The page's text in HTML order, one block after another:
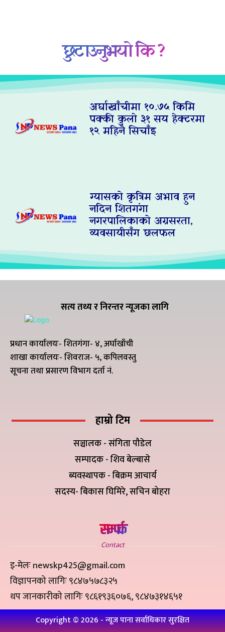
छुटाउनुभयो कि ?
अर्घाखाँचीमा १०.७५ किमि
पक्की कुलो ३१ सय हेक्टरमा
१२ महिनै सिचाँइ
ग्यासको कृत्रिम अभाव हुन
नदिन शितगंगा
नगरपालिकाको अग्रसरता,
व्यवसायीसँग छलफल
सत्य तथ्य र निरन्तर न्यूजका लागि
प्रधान कार्यालयः- शितगंगा- ४, अर्घाखाँची
शाखा कार्यालयः- शिवराज- ५, कपिलवस्तु
सूचना तथा प्रसारण विभाग दर्ता नं.
हाम्रो टिम
सञ्चालक - संगिता पौडेल
सम्पादक - शिव बेल्बासे
ब्यवस्थापक - बिक्रम आचार्य
सदस्य- बिकास घिमिरे, सचिन बोहरा
सम्पर्क
Contact
इ-मेलः newskp425@gmail.com
विज्ञापनको लागिः ९८४७५७८३२५
थप जानकारीको लागिः ९८६१९३६०७६, ९८४७३१४६५१
Copyright ©2026- न्यूज पाना सर्वाधिकार सुरक्षित